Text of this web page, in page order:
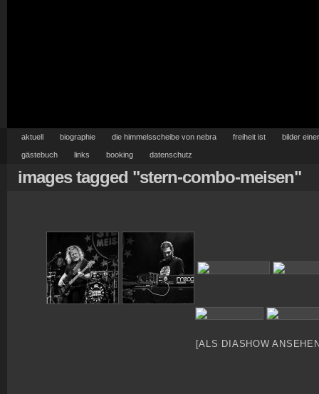
aktuell biographie die himmelsscheibe von nebra freiheit ist bilder
gästebuch links booking datenschutz
images tagged "stern-combo-meisen"
[ALS DIASHOW